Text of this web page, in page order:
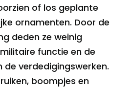
of los geplante
ornamenten. Door de
deden ze weinig
functie en de
verdedigingswerken.
boompjes en